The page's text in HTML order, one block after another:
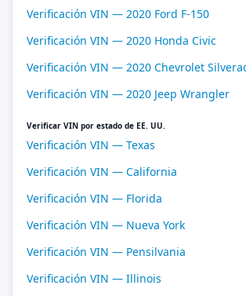
Verificación VIN — 2020 Ford F-150
Verificación VIN — 2020 Honda Civic
Verificación VIN — 2020 Chevrolet
Verificación VIN — 2020 Jeep Wrangler
Verificar VIN por estado de EE. UU.
Verificación VIN — Texas
Verificación VIN — California
Verificación VIN — Florida
Verificación VIN — Nueva York
Verificación VIN — Pensilvania
Verificación VIN — Illinois